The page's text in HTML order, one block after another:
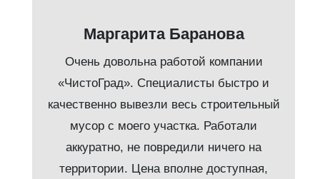
Маргарита Баранова
Очень довольна работой компании
«ЧистоГрад». Специалисты быстро и
качественно вывезли весь строительный
мусор с моего участка. Работали
аккуратно, не повредили ничего на
территории. Цена вполне доступная,